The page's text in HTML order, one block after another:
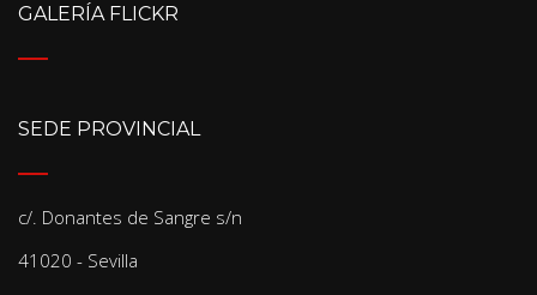
GALERÍA FLICKR
SEDE PROVINCIAL
c/. Donantes de Sangre s/n
41020 - Sevilla